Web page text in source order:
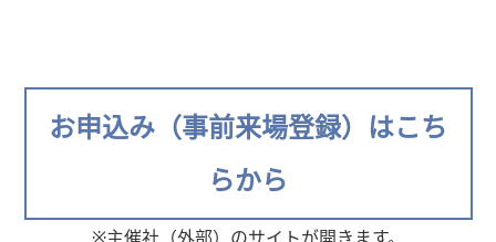
お申込み（事前来場登録）はこち
らから
※主催社（外部）のサイトが開きます。